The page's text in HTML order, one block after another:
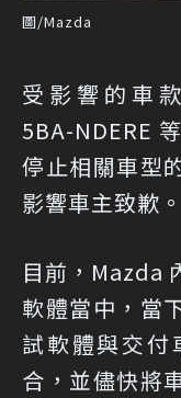
圖/Mazda
受影響的車
5BA-NDERE
停止相關車型
影響車主致歉。
目前，Mazda
軟體當中，當
試軟體與交付
合，並儘快將